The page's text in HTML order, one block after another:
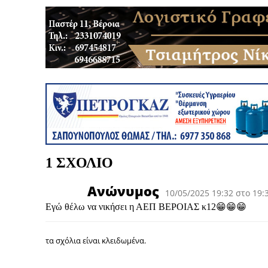
1 ΣΧΟΛΙΟ
Ανώνυμος 10/05/2025 19:32 στο
Εγώ θέλω να νικήσει η ΑΕΠ ΒΕΡΟΙΑΣ κ12😁😁😁
τα σχόλια είναι κλειδωμένα.